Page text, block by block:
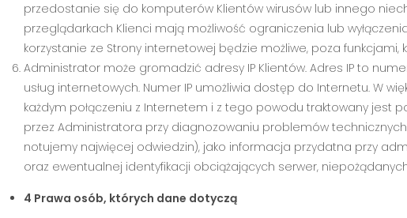
przedostanie się do komputerów Klientów wirusów lub innego
przeglądarkach Klienci mają możliwość ograniczenia lub
korzystanie ze Strony internetowej będzie możliwe, poza
Administrator może gromadzić adresy IP Klientów. Adres IP to
usług internetowych. Numer IP umożliwia dostęp do Internetu. W
każdym połączeniu z Internetem i z tego powodu traktowany jest
przez Administratora przy diagnozowaniu problemów
notujemy najwięcej odwiedzin), jako informacja przydatna przy
oraz ewentualnej identyfikacji obciążających serwer,
4 Prawa osób, których dane dotyczą